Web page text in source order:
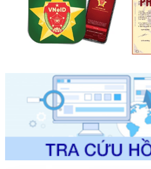
Số kí hiệu:2303/QĐ-UBND
Tên: Quyết định công bố Danh mục thủ
ban hành, được sửa đổi, bổ sung, bị bãi
Quy trình nội bộ, quy trình điện tử giải
chính trong một số lĩnh vực thuộc phạm
Số kí hiệu:2304/QĐ-UBND
Tên: Quyết định công bố Danh mục thủ
được sửa đổi, bổ sung và phê duyệt Quy
trình điện tử giải quyết thủ tục hành
lịch thuộc phạm vi chức năng quản lý
thao và Du lịch
Ngày ban hành: 01/06/2026